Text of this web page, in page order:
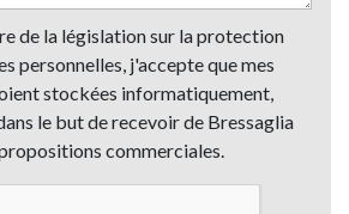
de la législation sur la protection
personnelles, j'accepte que mes
stockées informatiquement,
le but de recevoir de Bressaglia
commerciales.